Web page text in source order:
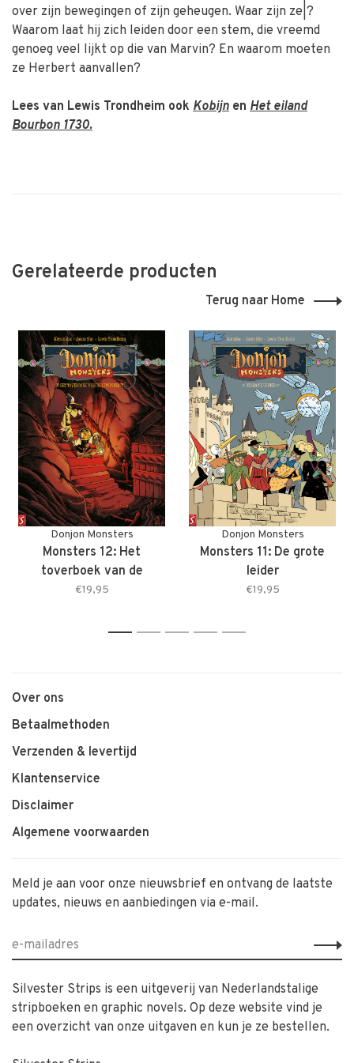
over zijn bewegingen of zijn geheugen. Waar zijn ze|?
Waarom laat hij zich leiden door een stem, die vreemd
genoeg veel lijkt op die van Marvin? En waarom moeten
ze Herbert aanvallen?
Lees van Lewis Trondheim ook Kobijn en Het eiland
Bourbon 1730.
Gerelateerde producten
Terug naar Home
Donjon Monsters
Monsters 12: Het
toverboek van de
uitvinder
€19,95
Donjon Monsters
Monsters 11: De grote
leider
€19,95
1 2 3 4 5
Over ons
Betaalmethoden
Verzenden & levertijd
Klantenservice
Disclaimer
Algemene voorwaarden
Meld je aan voor onze nieuwsbrief en ontvang de laatste
updates, nieuws en aanbiedingen via e-mail.
Silvester Strips is een uitgeverij van Nederlandstalige
stripboeken en graphic novels. Op deze website vind je
een overzicht van onze uitgaven en kun je ze bestellen.